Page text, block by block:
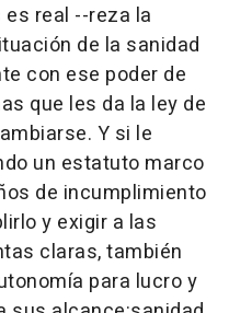
real --reza la
de la sanidad
con ese poder de
que les da la ley de
Y si le
un estatuto marco
de incumplimiento
y exigir a las
claras, también
para lucro y